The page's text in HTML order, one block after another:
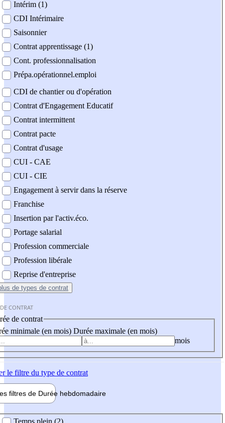
Intérim (1)
CDI Intérimaire
Saisonnier
Contrat apprentissage (1)
Cont. professionnalisation
Prépa.opérationnel.emploi
CDI de chantier ou d'opération
Contrat d'Engagement Educatif
Contrat intermittent
Contrat pacte
Contrat d'usage
CUI - CAE
CUI - CIE
Engagement à servir dans la réserve
Franchise
Insertion par l'activ.éco.
Portage salarial
Profession commerciale
Profession libérale
Reprise d'entreprise
de types de contrat
CONTRAT
de contrat
minimale (en mois) Durée maximale (en mois)
mois
le filtre du type de contrat
filtres de Durée hebdomadaire